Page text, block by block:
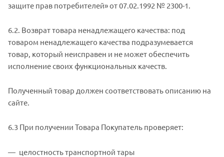
защите прав потребителей» от 07.02.1992 № 2300-1.
6.2. Возврат товара ненадлежащего качества: под
товаром ненадлежащего качества подразумевается
товар, который неисправен и не может обеспечить
исполнение своих функциональных качеств.
Полученный товар должен соответствовать описанию на
сайте.
6.3 При получении Товара Покупатель проверяет:
целостность транспортной тары